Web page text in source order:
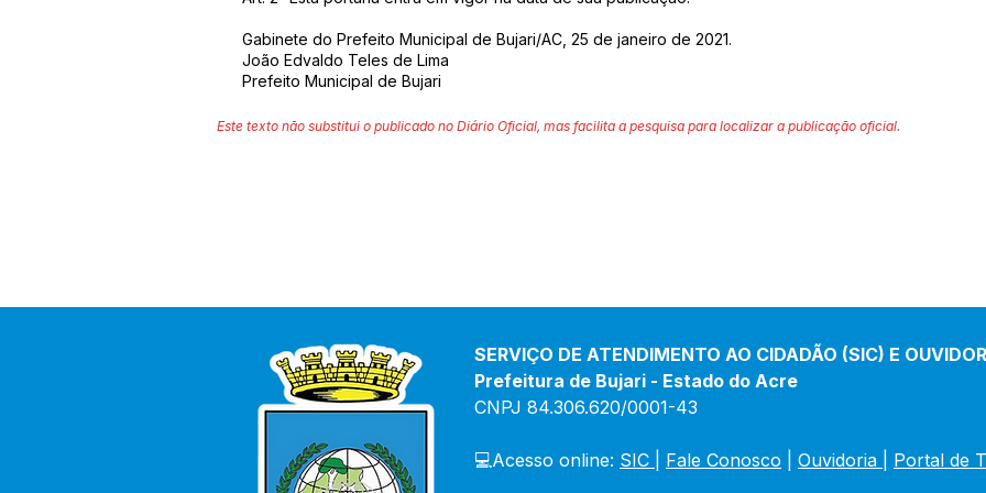
Gabinete do Prefeito Municipal de Bujari/AC, 25 de janeiro de 2021.
João Edvaldo Teles de Lima
Prefeito Municipal de Bujari
Este texto não substitui o publicado no Diário Oficial, mas facilita a pesquisa para localizar a publicação oficial.
SERVIÇO DE ATENDIMENTO AO CIDADÃO (SIC) E
Prefeitura de Bujari - Estado do Acre
CNPJ 84.306.620/0001-43
💻Acesso online: SIC Fale Conosco Ouvidoria Portal de